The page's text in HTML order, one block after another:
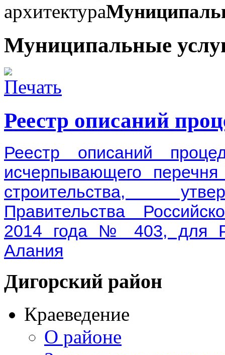
архитектура
Муниципальные
Реестр описаний
Реестр описаний
исчерпывающего
строительства,
Правительства
2014 года № 403, для
Алания
Дигорский район
Краеведение
О районе